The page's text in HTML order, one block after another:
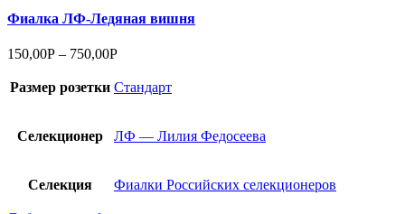
Фиалка ЛФ-Ледяная вишня
150,00Р – 750,00Р
Размер розетки Стандарт
Селекционер ЛФ — Лилия Федосеева
Селекция Фиалки Российских селекционеров